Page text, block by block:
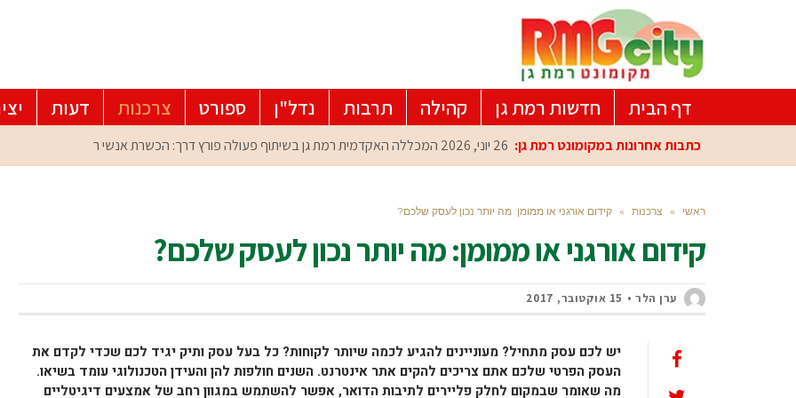
דף הבית חדשות רמת גן קהילה תרבות נדל"ן ספורט צרכנות דעות
כתבות אחרונות במקומונט רמת גן: 26 יוני, 2026 המכללה האקדמית רמת גן בשיתוף פעולה פורץ דרך: הכשרת אנשי רווחה וגריאט
ראשי » צרכנות » קידום אורגני או ממומן: מה יותר נכון לעסק שלכם?
קידום אורגני או ממומן: מה יותר נכון לעסק שלכם?
ערן הלר 15 אוקטובר, 2017
יש לכם עסק מתחיל? מעוניינים להגיע לכמה שיותר לקוחות? כל בעל עסק ותיק יגיד לכם שכדי לקדם את
העסק הפרטי שלכם אתם צריכים להקים אתר אינטרנט. השנים חולפות להן והעידן הטכנולוגי עומד בשיאו.
מה שאומר שבמקום לחלק פליירים לתיבות הדואר, אפשר להשתמש במגוון רחב של אמצעים דיגיטליים